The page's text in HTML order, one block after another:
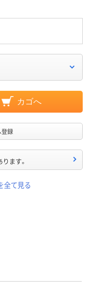
カゴへ
録
ます。
全て見る